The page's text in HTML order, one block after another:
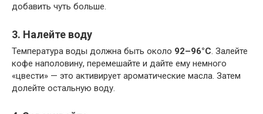
добавить чуть больше.
3. Налейте воду
Температура воды должна быть около 92–96°C. Залейте
кофе наполовину, перемешайте и дайте ему немного
«цвести» — это активирует ароматические масла. Затем
долейте остальную воду.